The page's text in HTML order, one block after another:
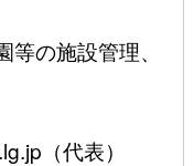
の施設管理、
（代表）